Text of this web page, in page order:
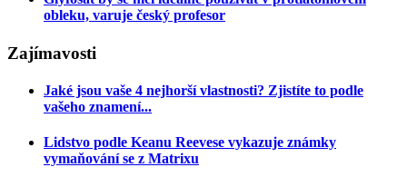
obleku, varuje český profesor
Zajímavosti
Jaké jsou vaše 4 nejhorší vlastnosti? Zjistíte to podle
vašeho znamení...
Lidstvo podle Keanu Reevese vykazuje známky
vymaňování se z Matrixu